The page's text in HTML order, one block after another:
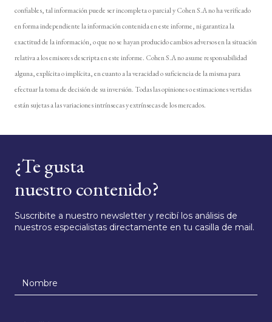
confiables, tal información puede ser incompleta o parcial y Cohen S.A no ha verificado
en forma independiente la información contenida en este informe, ni garantiza la
exactitud de la información, o que no se hayan producido cambios adversos en la situación
relativa a los emisores descripta en este informe. Cohen S.A no asume responsabilidad
alguna, explícita o implícita, en cuanto a la veracidad o suficiencia de la misma para
efectuar la toma de decisión de su inversión. Todas las opiniones o estimaciones vertidas
están sujetas a las variaciones intrínsecas y extrínsecas de los mercados.
¿Te gusta
nuestro contenido?
Suscribite a nuestro newsletter y recibí los análisis de
nuestros especialistas directamente en tu casilla de mail.